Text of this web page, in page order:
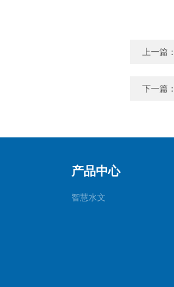
上一篇
下一篇
产品中心
智慧水文